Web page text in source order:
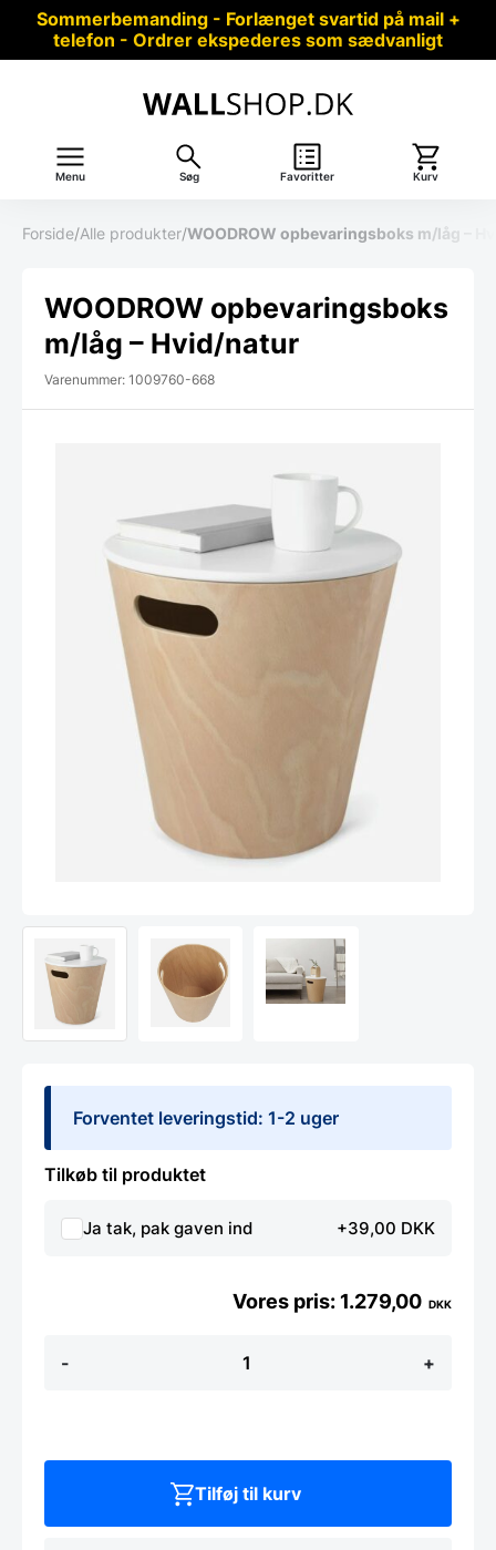
Sommerbemanding - Forlænget svartid på mail +
telefon - Ordrer ekspederes som sædvanligt
Menu Søg Favoritter Kurv
Forside/Alle produkter/WOODROW opbevaringsboks m/låg –
WOODROW opbevaringsboks
m/låg – Hvid/natur
Varenummer: 1009760-668
Forventet leveringstid: 1-2 uger
Tilkøb til produktet
Ja tak, pak gaven ind +39,00 DKK
-
opbevaringsboks
+
1.279,00 DKK
Tilføj til kurv